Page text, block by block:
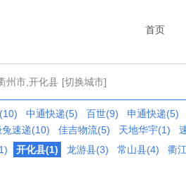
首页
州市,开化县 [切换城市]
中通快递(5) 百世(9)
申通快递(5)
兔速递(10) 佳吉物流(5) 天地华宇(1)
开化县(1) 龙游县(3) 常山县(4)
衢